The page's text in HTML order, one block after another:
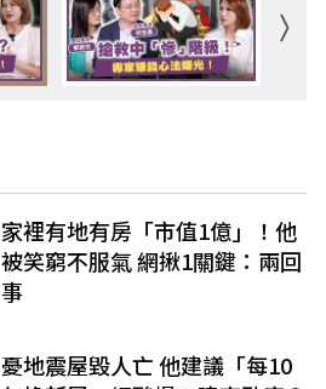
家裡有地有房「市值1億」！他
被笑窮不服氣 網揪1關鍵：兩回
事
憂地震屋毀人亡 他建議「每10